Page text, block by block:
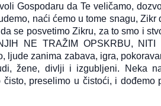
Gospodaru da Te veličamo,
naći ćemo u tome snagu,
se posvetimo Zikru, za to smo i
NE TRAŽIM OPSKRBU,
ljude zanima zabava, igra,
žene, divlji i izgubljeni. Neka
preselimo u čistoći, i